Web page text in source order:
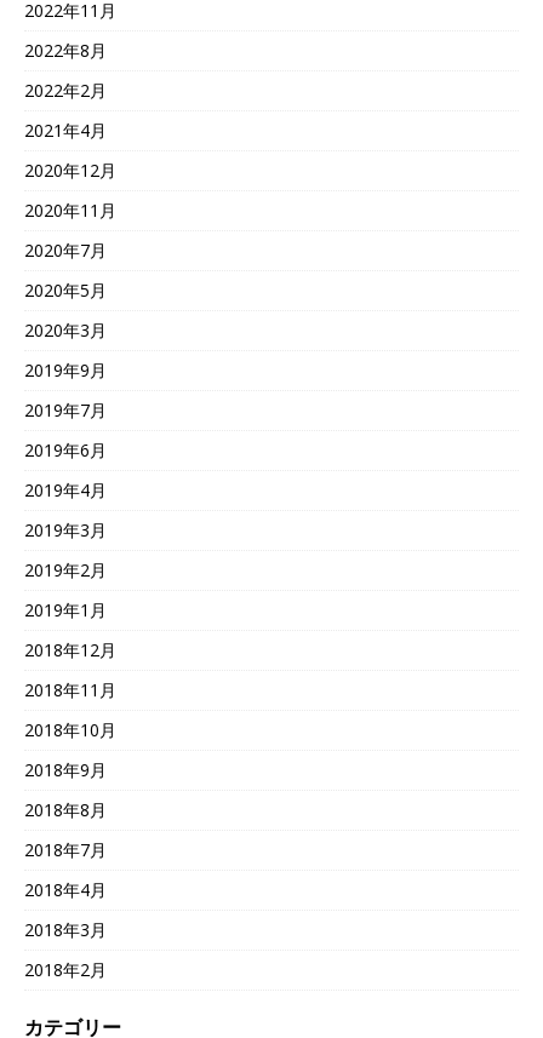
2022年11月
2022年8月
2022年2月
2021年4月
2020年12月
2020年11月
2020年7月
2020年5月
2020年3月
2019年9月
2019年7月
2019年6月
2019年4月
2019年3月
2019年2月
2019年1月
2018年12月
2018年11月
2018年10月
2018年9月
2018年8月
2018年7月
2018年4月
2018年3月
2018年2月
カテゴリー